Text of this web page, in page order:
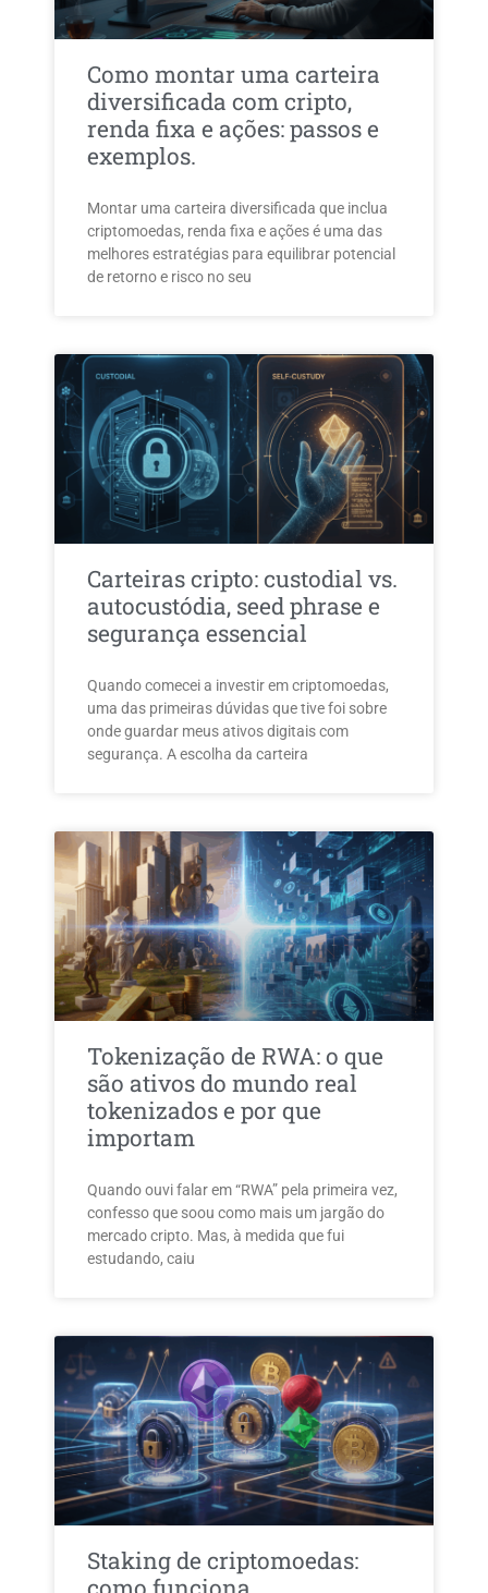
Como montar uma carteira
diversificada com cripto,
renda fixa e ações: passos e
exemplos.
Montar uma carteira diversificada que inclua
criptomoedas, renda fixa e ações é uma das
melhores estratégias para equilibrar potencial
de retorno e risco no seu
Carteiras cripto: custodial vs.
autocustódia, seed phrase e
segurança essencial
Quando comecei a investir em criptomoedas,
uma das primeiras dúvidas que tive foi sobre
onde guardar meus ativos digitais com
segurança. A escolha da carteira
Tokenização de RWA: o que
são ativos do mundo real
tokenizados e por que
importam
Quando ouvi falar em “RWA” pela primeira vez,
confesso que soou como mais um jargão do
mercado cripto. Mas, à medida que fui
estudando, caiu
Staking de criptomoedas: